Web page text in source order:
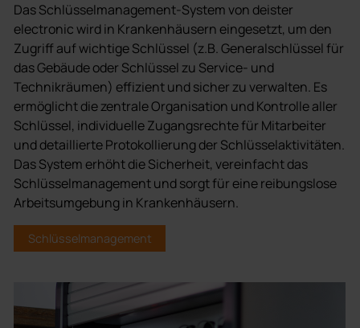
Das Schlüsselmanagement-System von deister
electronic wird in Krankenhäusern eingesetzt, um den
Zugriff auf wichtige Schlüssel (z.B. Generalschlüssel für
das Gebäude oder Schlüssel zu Service- und
Technikräumen) effizient und sicher zu verwalten. Es
ermöglicht die zentrale Organisation und Kontrolle aller
Schlüssel, individuelle Zugangsrechte für Mitarbeiter
und detaillierte Protokollierung der Schlüsselaktivitäten.
Das System erhöht die Sicherheit, vereinfacht das
Schlüsselmanagement und sorgt für eine reibungslose
Arbeitsumgebung in Krankenhäusern.
Schlüsselmanagement